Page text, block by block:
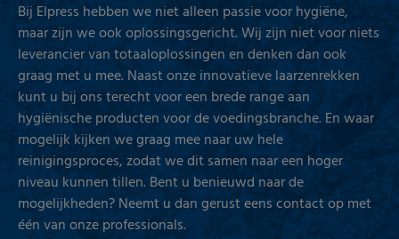
Bij Elpress hebben we niet alleen passie voor hygiëne,
maar zijn we ook oplossingsgericht. Wij zijn niet voor niets
leverancier van totaaloplossingen en denken dan ook
graag met u mee. Naast onze innovatieve laarzenrekken
kunt u bij ons terecht voor een brede range aan
hygiënische producten voor de voedingsbranche. En waar
mogelijk kijken we graag mee naar uw hele
reinigingsproces, zodat we dit samen naar een hoger
niveau kunnen tillen. Bent u benieuwd naar de
mogelijkheden? Neemt u dan gerust eens contact op met
één van onze professionals.